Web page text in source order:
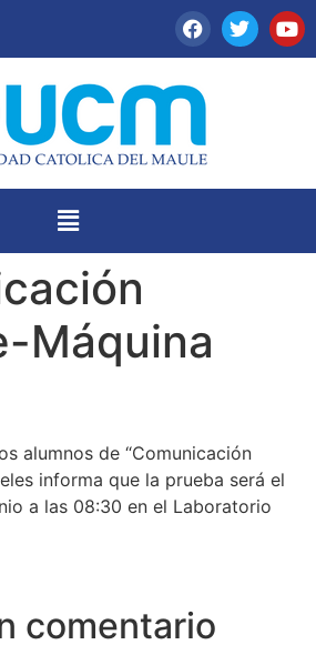
Máquina
alumnos de “Comunicación
informa que la prueba será el
a las 08:30 en el Laboratorio
comentario